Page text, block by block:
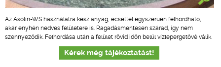
Az Asolin-WS használatra kész anyag, ecsettel egyszerűen felhordható,
akár enyhén nedves felületere is. Ragadásmentesen szárad, így nem
szennyeződik. Felhordása után a felület rövid időn belül vízlepergetővé válik.
Kérek még tájékoztatást!